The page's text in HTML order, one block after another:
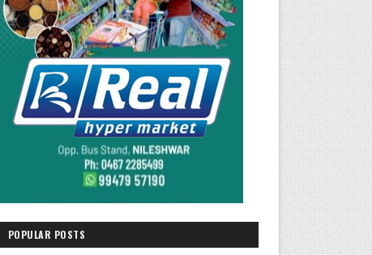
POPULAR POSTS